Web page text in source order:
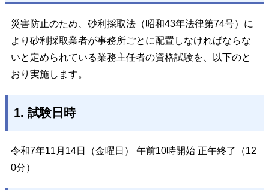
災害防止のため、砂利採取法（昭和43年法律第74号）に
より砂利採取業者が事務所ごとに配置しなければならな
いと定められている業務主任者の資格試験を、以下のと
おり実施します。
1. 試験日時
令和7年11月14日（金曜日） 午前10時開始 正午終了（12
0分）